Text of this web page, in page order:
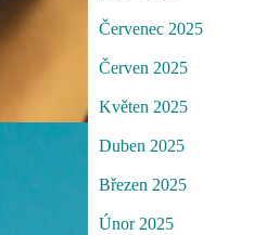
Červenec 2025
Červen 2025
Květen 2025
Duben 2025
Březen 2025
Únor 2025